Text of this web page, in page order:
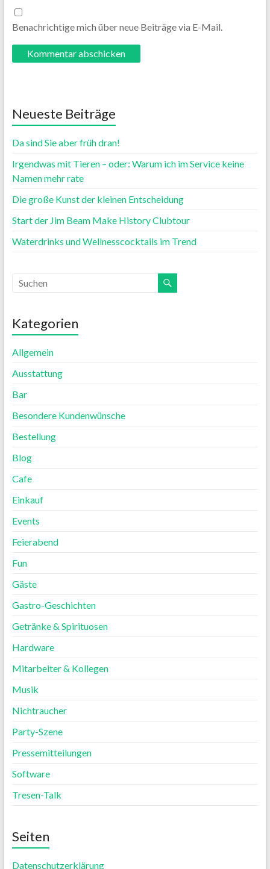
Benachrichtige mich über neue Beiträge via E-Mail.
Neueste Beiträge
Da sind Sie aber früh dran!
Irgendwas mit Tieren – oder: Warum ich im Service keine
Namen mehr rate
Die große Kunst der kleinen Entscheidung
Start der Jim Beam Make History Clubtour
Waterdrinks und Wellnesscocktails im Trend
Kategorien
Allgemein
Ausstattung
Bar
Besondere Kundenwünsche
Bestellung
Blog
Cafe
Einkauf
Events
Feierabend
Fun
Gäste
Gastro-Geschichten
Getränke & Spirituosen
Hardware
Mitarbeiter & Kollegen
Musik
Nichtraucher
Party-Szene
Pressemitteilungen
Software
Tresen-Talk
Seiten
Datenschutzerklärung